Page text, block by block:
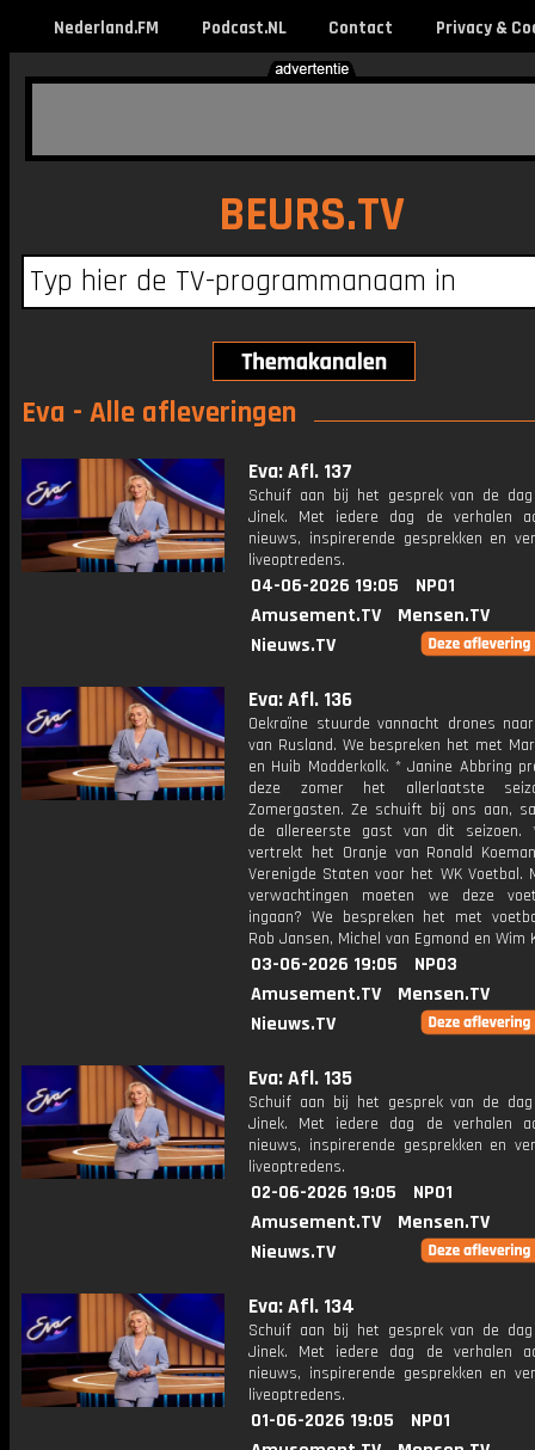
Nederland.FM Podcast.NL Contact Privacy &
BEURS.TV
Eva - Alle afleveringen
Eva: Afl. 137
Schuif aan bij het gesprek van de
Jinek. Met iedere dag de verhalen
nieuws, inspirerende gesprekken en
liveoptredens.
04-06-2026 19:05
NPO1
Amusement.TV
Mensen.TV
Nieuws.TV
Eva: Afl. 136
Oekraïne stuurde vannacht drones
van Rusland. We bespreken het met
en Huib Modderkolk. * Janine Abbring
deze zomer het allerlaatste
Zomergasten. Ze schuift bij ons aan,
de allereerste gast van dit seizoen.
vertrekt het Oranje van Ronald
Verenigde Staten voor het WK Voetbal.
verwachtingen moeten we deze
ingaan? We bespreken het met
Rob Jansen, Michel van Egmond en Wim
03-06-2026 19:05
NPO3
Amusement.TV
Mensen.TV
Nieuws.TV
Eva: Afl. 135
Schuif aan bij het gesprek van de
Jinek. Met iedere dag de verhalen
nieuws, inspirerende gesprekken en
liveoptredens.
02-06-2026 19:05
NPO1
Amusement.TV
Mensen.TV
Nieuws.TV
Eva: Afl. 134
Schuif aan bij het gesprek van de
Jinek. Met iedere dag de verhalen
nieuws, inspirerende gesprekken en
liveoptredens.
01-06-2026 19:05
NPO1